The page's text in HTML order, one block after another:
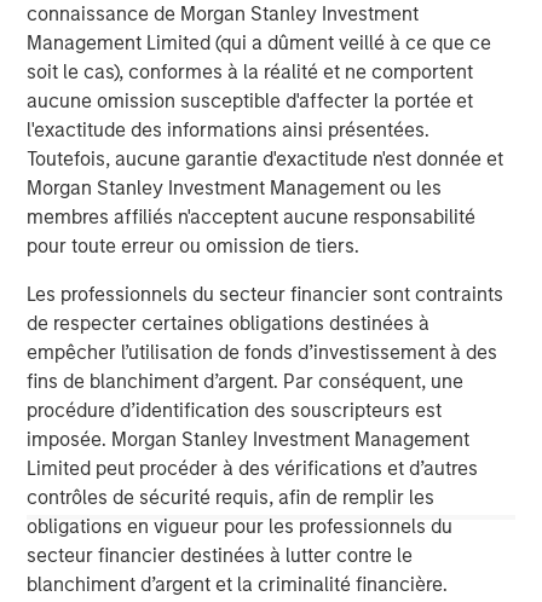
connaissance de Morgan Stanley Investment
Management Limited (qui a dûment veillé à ce que ce
soit le cas), conformes à la réalité et ne comportent
aucune omission susceptible d'affecter la portée et
l'exactitude des informations ainsi présentées.
Toutefois, aucune garantie d'exactitude n'est donnée et
Morgan Stanley Investment Management ou les
membres affiliés n'acceptent aucune responsabilité
pour toute erreur ou omission de tiers.
Les professionnels du secteur financier sont contraints
de respecter certaines obligations destinées à
empêcher l’utilisation de fonds d’investissement à des
fins de blanchiment d’argent. Par conséquent, une
procédure d’identification des souscripteurs est
imposée. Morgan Stanley Investment Management
Limited peut procéder à des vérifications et d’autres
contrôles de sécurité requis, afin de remplir les
obligations en vigueur pour les professionnels du
secteur financier destinées à lutter contre le
blanchiment d’argent et la criminalité financière.
About Morgan Stanley Investment Management
Morgan Stanley Investment Management, together with
its investment advisory affiliates, has more than 1,400
investment professionals around the world and $1.9
trillion in assets under management or supervision as of
December 31, 2025. Morgan Stanley Investment
Management strives to provide outstanding long-term
investment performance, service, and a comprehensive
client base, which includes governments, institutions,
corporations and individuals worldwide. For further
information about Morgan Stanley Investment
Management, please visitwww.morganstanley.com/im
About Morgan Stanley
Morgan Stanley (NYSE: MS) is a leading global financial
services firm providing a wide range of investment
banking, securities, wealth management and investment
management services. With offices in 42 countries, the